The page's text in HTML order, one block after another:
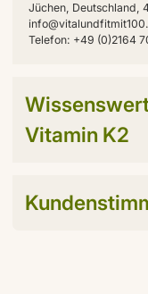
Jüchen, Deutschland,
Telefon: +49 (0)2164
Vitamin K2